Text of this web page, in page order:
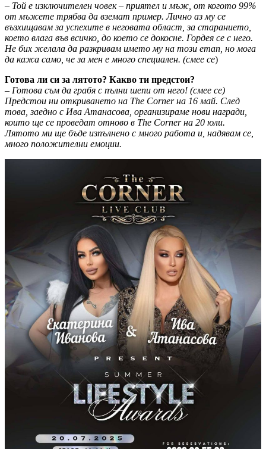
– Той е изключителен човек – приятел и мъж, от когото 99%
от мъжете трябва да вземат пример. Лично аз му се
възхищавам за успехите в неговата област, за старанието,
което влага във всичко, до което се докосне. Гордея се с него.
Не бих желала да разкривам името му на този етап, но мога
да кажа само, че за мен е много специален. (смее се)
Готова ли си за лятото? Какво ти предстои?
– Готова съм да грабя с пълни шепи от него! (смее се)
Предстои ни откриването на The Corner на 16 май. След
това, заедно с Ива Атанасова, организираме нови награди,
които ще се проведат отново в The Corner на 20 юли.
Лятото ми ще бъде изпълнено с много работа и, надявам се,
много положителни емоции.